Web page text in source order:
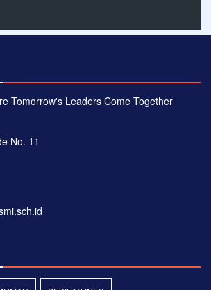
Tomorrow's Leaders Come Together
No. 11